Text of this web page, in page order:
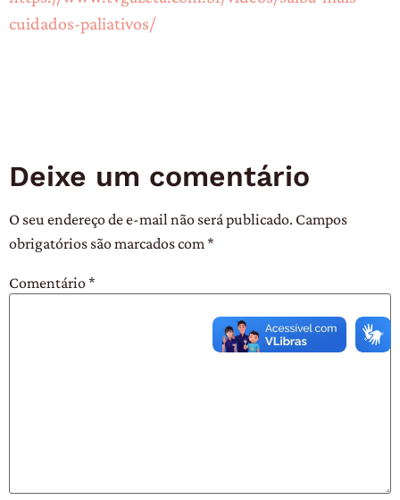
cuidados-paliativos/
Deixe um comentário
O seu endereço de e-mail não será publicado. Campos
obrigatórios são marcados com*
Comentário*